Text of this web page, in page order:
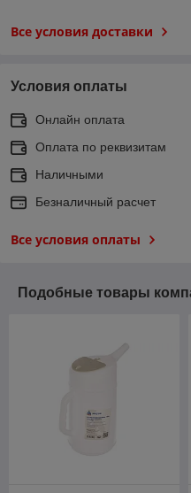
Все условия доставки
Условия оплаты
Онлайн оплата
Оплата по реквизитам
Наличными
Безналичный расчет
Все условия оплаты
Подобные товары